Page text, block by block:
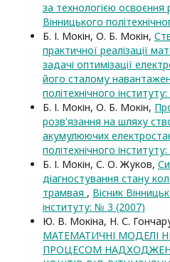
за технологією освоєння
Вінницького
Б. І. Мокін, О. Б. Мокін,
практичної реалізації
задачі оптимізації
його сталому
політехнічного
Б. І. Мокін, О. Б. Мокін,
розв'язання на шляху
акумулюючих
політехнічного
Б. І. Мокін, С. О. Жуков,
діагностування стану
трамвая , Вісник
інституту: № 3 (2007)
Ю. В. Мокіна, Н. С.
МАТЕМАТИЧНІ МОДЕЛІ
ПРОЦЕСОМ